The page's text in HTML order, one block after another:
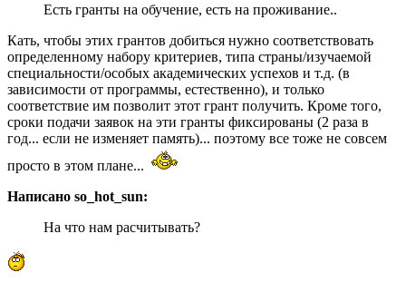
Есть гранты на обучение, есть на проживание..
Кать, чтобы этих грантов добиться нужно соответствовать
определенному набору критериев, типа страны/изучаемой
специальности/особых академических успехов и т.д. (в
зависимости от программы, естественно), и только
соответствие им позволит этот грант получить. Кроме того,
сроки подачи заявок на эти гранты фиксированы (2 раза в
год... если не изменяет память)... поэтому все тоже не совсем
просто в этом плане...
Написано so_hot_sun:
На что нам расчитывать?